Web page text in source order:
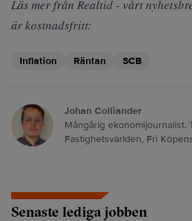
Läs mer från Realtid - vårt
är kostnadsfritt:
Inflation Räntan SCB
Johan Colliander
Mångårig ekonomijournalist.
Fastighetsvärlden, Fri
Senaste lediga jobben